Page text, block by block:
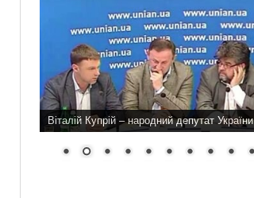
Віталій Купрій – народний депутат України